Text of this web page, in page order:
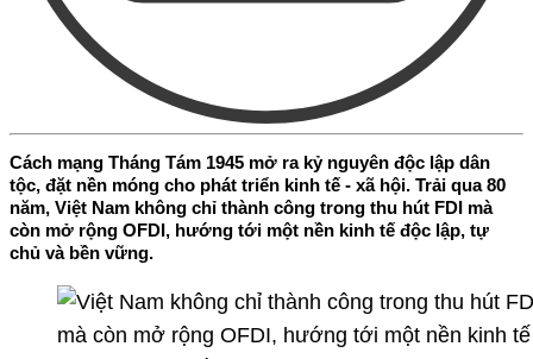
Cách mạng Tháng Tám 1945 mở ra kỷ nguyên độc lập dân
tộc, đặt nền móng cho phát triển kinh tế - xã hội. Trải qua 80
năm, Việt Nam không chỉ thành công trong thu hút FDI mà
còn mở rộng OFDI, hướng tới một nền kinh tế độc lập, tự
chủ và bền vững.